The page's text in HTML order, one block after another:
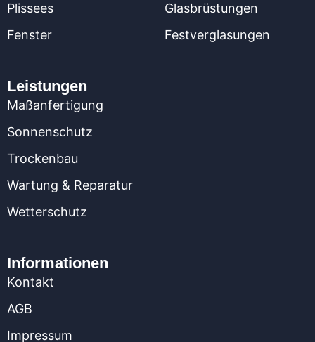
Plissees
Fenster
Glasbrüstungen
Festverglasungen
Leistungen
Maßanfertigung
Sonnenschutz
Trockenbau
Wartung & Reparatur
Wetterschutz
Informationen
Kontakt
AGB
Impressum